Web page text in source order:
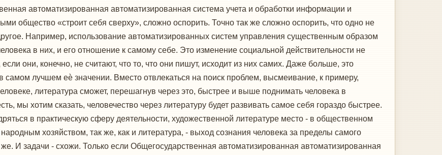
автоматизированная автоматизированная система учета и обработки информации и
общество «строит себя сверху», сложно оспорить. Точно так же сложно оспорить, что одно не
Например, использование автоматизированных систем управления существенным образом
в них, и его отношение к самому себе. Это изменение социальной действительности не
они, конечно, не считают, что то, что они пишут, исходит из них самих. Даже больше, это
самом лучшем еѐ значении. Вместо отвлекаться на поиск проблем, высмеивание, к примеру,
литература сможет, перешагнув через это, быстрее и выше поднимать человека в
мы хотим сказать, человечество через литературу будет развивать самое себя гораздо быстрее.
в практическую сферу деятельности, художественной литературе место - в общественном
хозяйством, так же, как и литература, - выход сознания человека за пределы самого
же. И задачи - схожи. Только если Общегосударственная автоматизированная автоматизированная